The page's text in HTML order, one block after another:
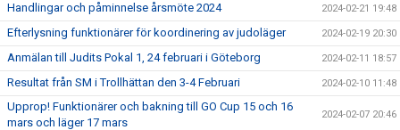
Handlingar och påminnelse årsmöte 2024 2024-02-21 19:48
Efterlysning funktionärer för koordinering av judoläger 2024-02-19 20:30
Anmälan till Judits Pokal 1, 24 februari i Göteborg 2024-02-11 18:57
Resultat från SM i Trollhättan den 3-4 Februari 2024-02-10 11:48
Upprop! Funktionärer och bakning till GO Cup 15 och 16
mars och läger 17 mars
2024-02-07 20:46